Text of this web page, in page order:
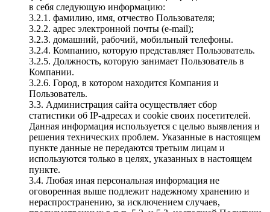
в себя следующую информацию:
3.2.1. фамилию, имя, отчество Пользователя;
3.2.2. адрес электронной почты (e-mail);
3.2.3. домашний, рабочий, мобильный телефоны.
3.2.4. Компанию, которую представляет Пользователь.
3.2.5. Должность, которую занимает Пользователь в
Компании.
3.2.6. Город, в котором находится Компания и
Пользователь.
3.3. Администрация сайта осуществляет сбор
статистики об IP-адресах и cookie своих посетителей.
Данная информация используется с целью выявления и
решения технических проблем. Указанные в настоящем
пункте данные не передаются третьим лицам и
используются только в целях, указанных в настоящем
пункте.
3.4. Любая иная персональная информация не
оговоренная выше подлежит надежному хранению и
нераспространению, за исключением случаев,